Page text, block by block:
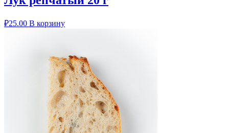
₽25.00 В корзину